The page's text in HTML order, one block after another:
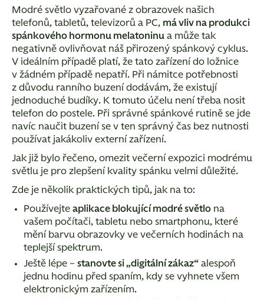
Modré světlo vyzařované z obrazovek našich
telefonů, tabletů, televizorů a PC, má vliv na produkci
spánkového hormonu melatoninu a může tak
negativně ovlivňovat náš přirozený spánkový cyklus.
V ideálním případě platí, že tato zařízení do ložnice
v žádném případě nepatří. Při námitce potřebnosti
z důvodu ranního buzení dodávám, že existují
jednoduché budíky. K tomuto účelu není třeba nosit
telefon do postele. Při správné spánkové rutině se jde
navíc naučit buzení se v ten správný čas bez nutnosti
používat jakákoliv externí zařízení.
Jak již bylo řečeno, omezit večerní expozici modrému
světlu je pro zlepšení kvality spánku velmi důležité.
Zde je několik praktických tipů, jak na to:
Používejte aplikace blokující modré světlo na
vašem počítači, tabletu nebo smartphonu, které
mění barvu obrazovky ve večerních hodinách na
teplejší spektrum.
Ještě lépe – stanovte si „digitální zákaz“ alespoň
jednu hodinu před spaním, kdy se vyhnete všem
elektronickým zařízením.